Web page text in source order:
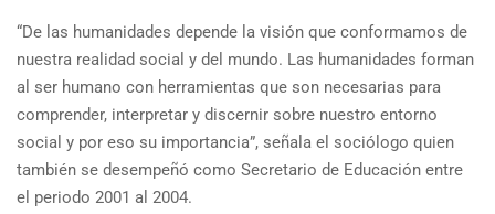
“De las humanidades depende la visión que conformamos de
nuestra realidad social y del mundo. Las humanidades forman
al ser humano con herramientas que son necesarias para
comprender, interpretar y discernir sobre nuestro entorno
social y por eso su importancia”, señala el sociólogo quien
también se desempeñó como Secretario de Educación entre
el periodo 2001 al 2004.